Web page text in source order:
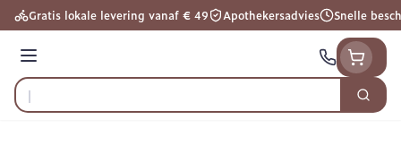
Ga naar de inhoud
Gratis lokale levering vanaf € 49 Apothekersadvies Snelle
Menu
Product, merk, categorie...
Zoek